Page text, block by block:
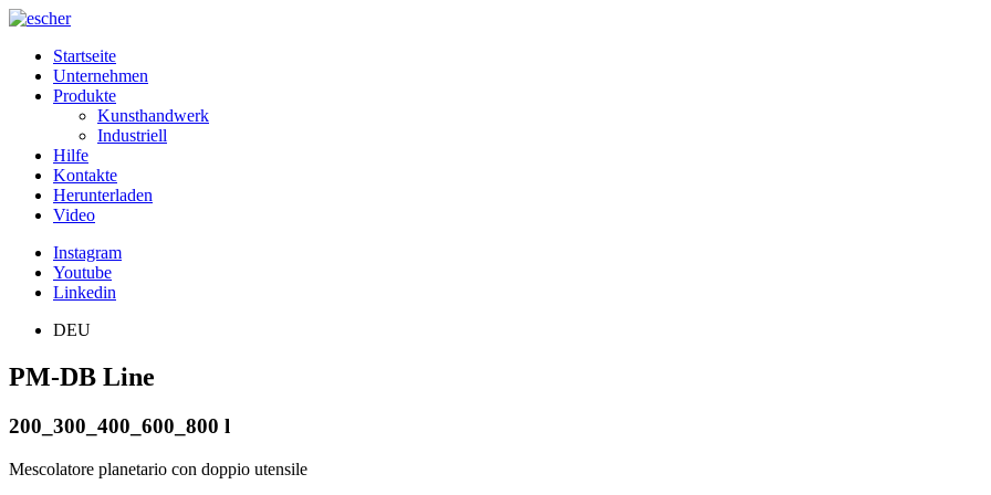
Startseite
Unternehmen
Produkte
Kunsthandwerk
Industriell
Hilfe
Kontakte
Herunterladen
Video
Instagram
Youtube
Linkedin
DEU
PM-DB Line
200_300_400_600_800 l
Mescolatore planetario con doppio utensile